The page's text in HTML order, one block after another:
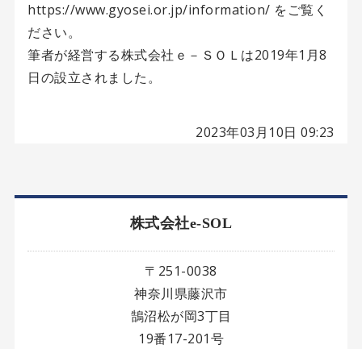
https://www.gyosei.or.jp/information/ をご覧く
ださい。
筆者が経営する株式会社ｅ－ＳＯＬは2019年1月8
日の設立されました。
2023年03月10日 09:23
株式会社e-SOL
〒251-0038
神奈川県藤沢市
鵠沼松が岡3丁目
19番17-201号